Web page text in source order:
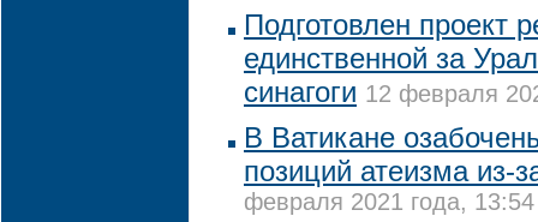
Подготовлен проект
единственной за
синагоги 12 февраля
В Ватикане
позиций атеизма из-
февраля 2021 года, 13:54